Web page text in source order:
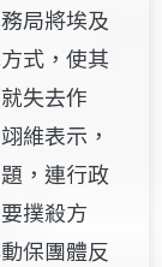
局將埃及
式，使其
失去作
維表示，
，連行政
撲殺方
保團體反